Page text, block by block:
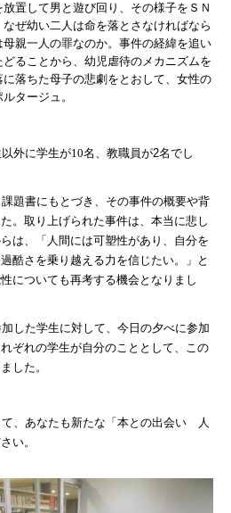
放置して男と遊び回り、その様子をＳＮ
ぜ幼い二人は命を落とさなければなら
親一人の罪なのか。事件の経緯を追い
ることから、幼児虐待のメカニズムを
落ちた母子の悲劇をとおして、女性の
タージュ。
外に学生が10名、教職員が2名でし
題書にもとづき、その事件の概要や背
。取り上げられた事件は、本当に悲し
は、「人間には可塑性があり、自分を
酷さを乗り越える力を信じたい。」と
についても再考する機会となりまし
した学生に対して、今日の夕べに参加
ぞれの学生が自分のこととして、この
した。
て、あなたも新たな「本との出会い 人
い。